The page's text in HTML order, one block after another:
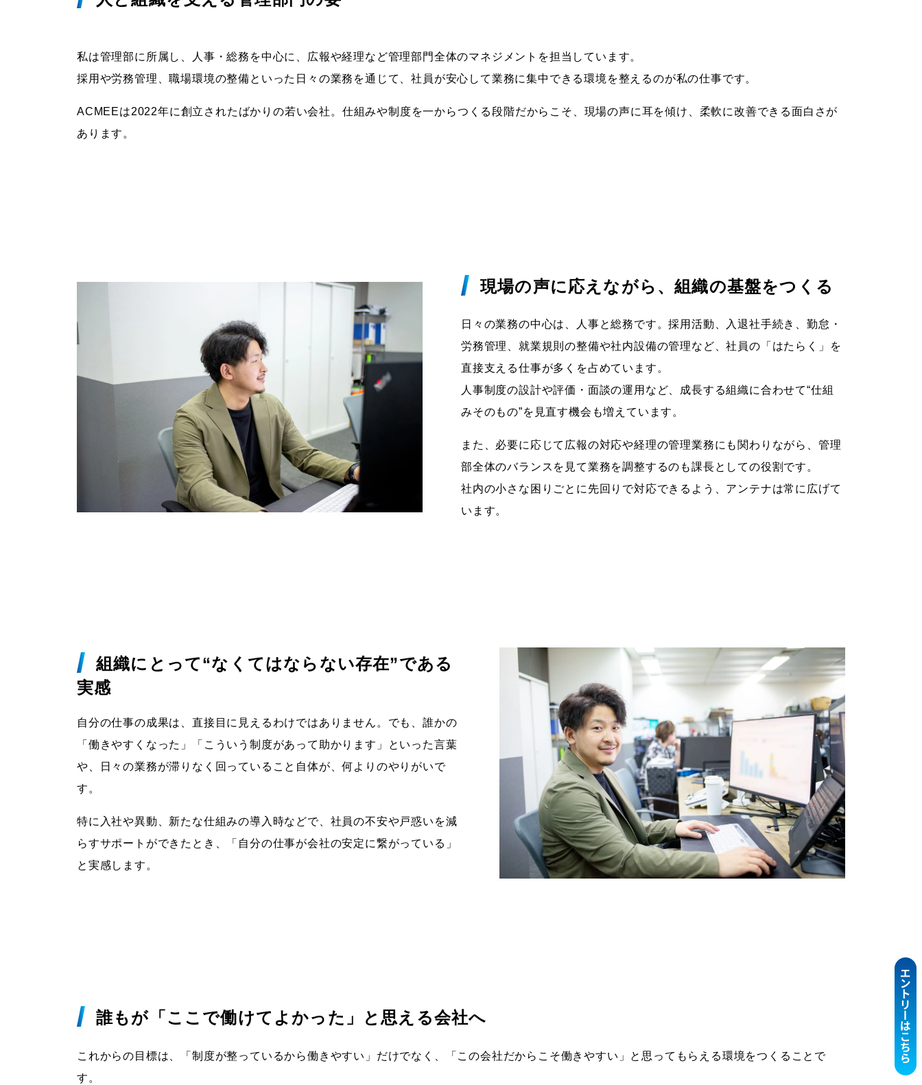
私は管理部に所属し、人事・総務を中心に、広報や経理など管理部門全体のマネジメントを担当しています。
採用や労務管理、職場環境の整備といった日々の業務を通じて、社員が安心して業務に集中できる環境を整えるのが私の仕事です。
ACMEEは2022年に創立されたばかりの若い会社。仕組みや制度を一からつくる段階だからこそ、現場の声に耳を傾け、柔軟に改善できる面白さが
あります。
現場の声に応えながら、組織の基盤をつくる
日々の業務の中心は、人事と総務です。採用活動、入退社手続き、勤怠・
労務管理、就業規則の整備や社内設備の管理など、社員の「はたらく」を
直接支える仕事が多くを占めています。
人事制度の設計や評価・面談の運用など、成長する組織に合わせて“仕組
みそのもの”を見直す機会も増えています。
また、必要に応じて広報の対応や経理の管理業務にも関わりながら、管理
部全体のバランスを見て業務を調整するのも課長としての役割です。
社内の小さな困りごとに先回りで対応できるよう、アンテナは常に広げて
います。
組織にとって“なくてはならない存在”である
実感
自分の仕事の成果は、直接目に見えるわけではありません。でも、誰かの
「働きやすくなった」「こういう制度があって助かります」といった言葉
や、日々の業務が滞りなく回っていること自体が、何よりのやりがいで
す。
特に入社や異動、新たな仕組みの導入時などで、社員の不安や戸惑いを減
らすサポートができたとき、「自分の仕事が会社の安定に繋がっている」
と実感します。
誰もが「ここで働けてよかった」と思える会社へ
これからの目標は、「制度が整っているから働きやすい」だけでなく、「この会社だからこそ働きやすい」と思ってもらえる環境をつくることで
す。